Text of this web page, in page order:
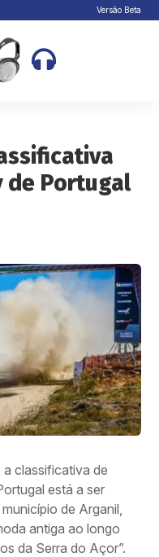
Versão Beta

de Portugal
a classificativa de
está a ser
de Arganil,
antiga ao longo
da Serra do Açor”.